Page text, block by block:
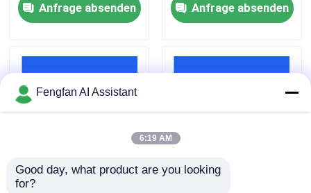
Qualitätskontrolle
Kontakt
Nachrichten
Chemikalien zur Verzinkung
Anfrage absenden
Anfrage absenden
Chemisches OCBA-
Fengfan AI Assistant
6:19 AM
Good day, what product are you looking
for?